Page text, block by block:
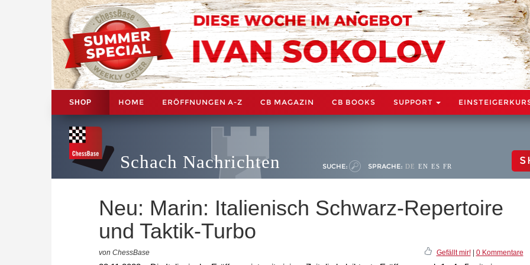
SHOP HOME ERÖFFNUNGEN A-Z CB MAGAZIN CB BOOKS SUPPORT
Schach Nachrichten SUCHE: SPRACHE: DE EN ES FR
Neu: Marin: Italienisch Schwarz-Repertoire
und Taktik-Turbo
von ChessBase Gefällt mir!| 0 Kommentare